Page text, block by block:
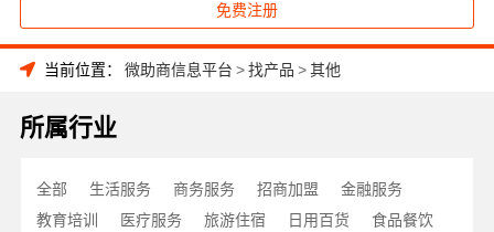
免费注册
当前位置： 微助商信息平台 >找产品 >其他
所属行业
全部 生活服务 商务服务 招商加盟
金融服务
教育培训
医疗服务 旅游住宿 日用百货
食品餐饮